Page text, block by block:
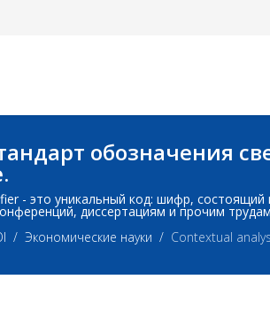
обозначения
- это уникальный код: шифр,
диссертациям и прочим
Экономические науки Contextual